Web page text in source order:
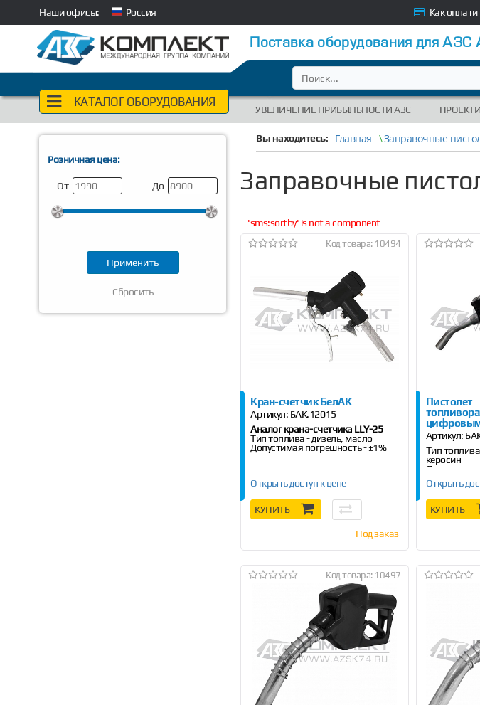
Наши офисы: Россия Как
Поставка оборудования для
КАТАЛОГ ОБОРУДОВАНИЯ
УВЕЛИЧЕНИЕ ПРИБЫЛЬНОСТИ АЗС
Вы находитесь: Главная \Заправочные
Розничная цена:
От До
Сбросить
Заправочные
'sms:sortby' is not a component
Код товара: 10494
Кран-счетчик БелАК
Артикул: БАК.12015
Аналог крана-счетчика LLY-25
Тип топлива - дизель, масло
Допустимая погрешность - ±1%
Открыть доступ к цене
КУПИТЬ
Под заказ
Пистолет
цифровым
Артикул:
Тип топлива
керосин
Допустимая
Открыть
КУПИТЬ
Код товара: 10497